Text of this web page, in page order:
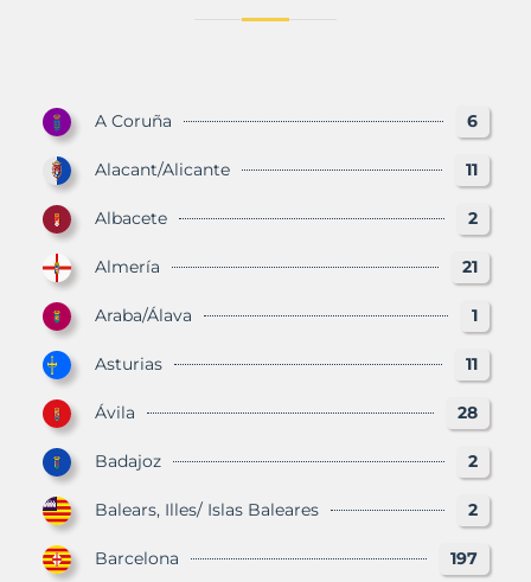
A Coruña 6
Alacant/Alicante 11
Albacete 2
Almería 21
Araba/Álava 1
Asturias 11
Ávila 28
Badajoz 2
Balears, Illes/ Islas Baleares 2
Barcelona 197